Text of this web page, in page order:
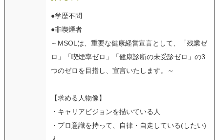
●学歴不問
●非喫煙者
～MSOLは、重要な健康経営宣言として、「残業ゼ
ロ」「喫煙率ゼロ」「健康診断の未受診ゼロ」の3
つのゼロを目指し、宣言いたします。～
【求める人物像】
・キャリアビジョンを描いている人
・プロ意識を持って、自律・自走している(したい)